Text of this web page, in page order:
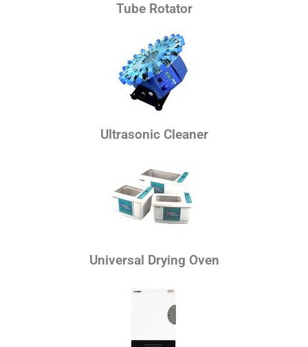
Tube Rotator
Ultrasonic Cleaner
Universal Drying Oven